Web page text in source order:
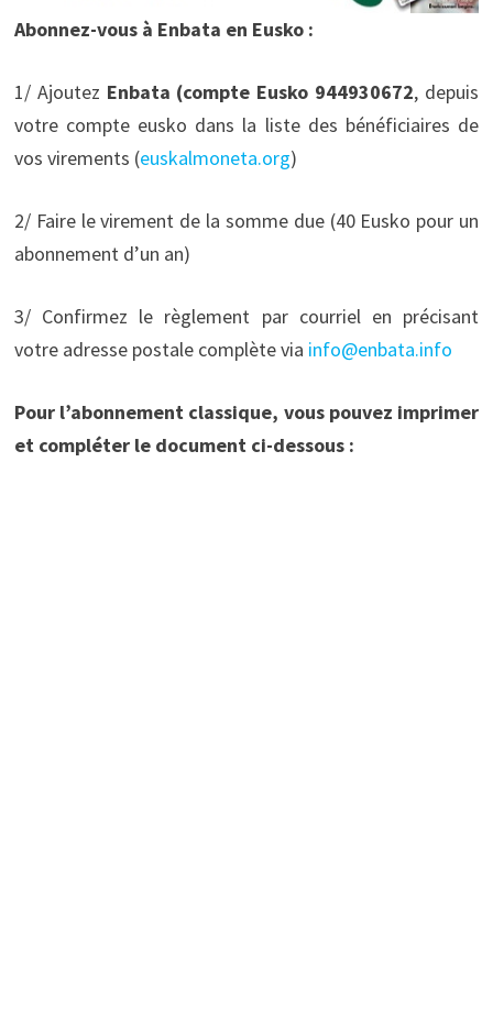
Abonnez-vous à Enbata en Eusko :
1/ Ajoutez Enbata (compte Eusko 944930672, depuis
votre compte eusko dans la liste des bénéficiaires de
vos virements (euskalmoneta.org)
2/ Faire le virement de la somme due (40 Eusko pour un
abonnement d’un an)
3/ Confirmez le règlement par courriel en précisant
votre adresse postale complète via info@enbata.info
Pour l’abonnement classique, vous pouvez imprimer
et compléter le document ci-dessous :